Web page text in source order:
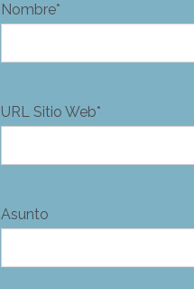
Nombre*
URL Sitio Web*
Asunto